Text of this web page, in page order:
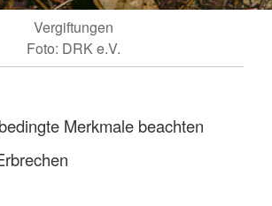
Vergiftungen
Foto: DRK e.V.
Merkmale beachten